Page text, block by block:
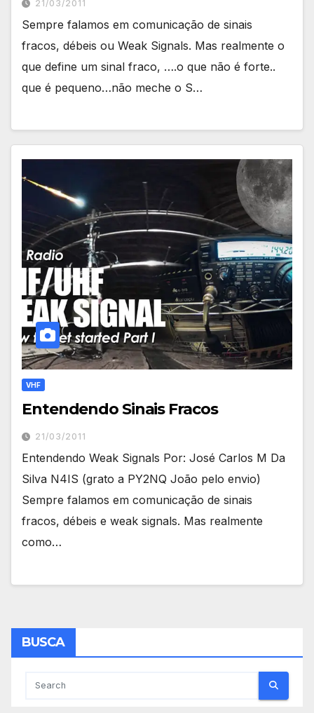
21/03/2011
Sempre falamos em comunicação de sinais
fracos, débeis ou Weak Signals. Mas realmente o
que define um sinal fraco, ….o que não é forte..
que é pequeno…não meche o S…
VHF
Entendendo Sinais Fracos
21/03/2011
Entendendo Weak Signals Por: José Carlos M Da
Silva N4IS (grato a PY2NQ João pelo envio)
Sempre falamos em comunicação de sinais
fracos, débeis e weak signals. Mas realmente
como…
BUSCA